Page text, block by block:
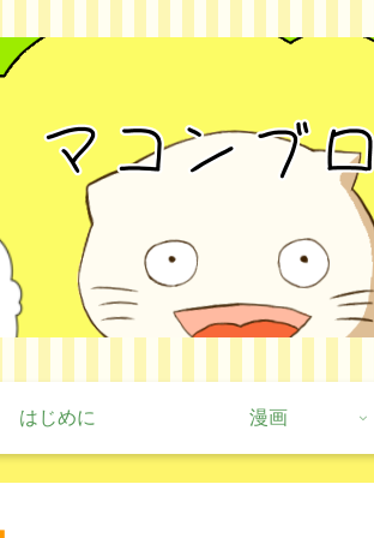
はじめに 漫画